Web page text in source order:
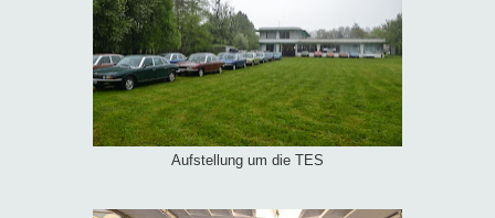
Aufstellung um die TES